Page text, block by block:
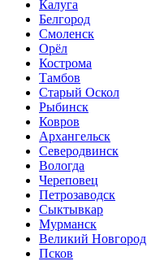
Калуга
Белгород
Смоленск
Орёл
Кострома
Тамбов
Старый Оскол
Рыбинск
Ковров
Архангельск
Северодвинск
Вологда
Череповец
Петрозаводск
Сыктывкар
Мурманск
Великий Новгород
Псков